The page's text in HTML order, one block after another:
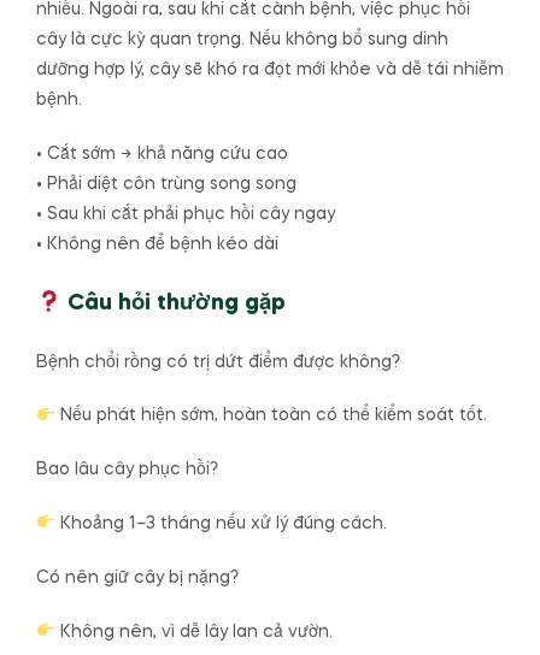
nhiều. Ngoài ra, sau khi cắt cành bệnh, việc phục hồi
cây là cực kỳ quan trọng. Nếu không bổ sung dinh
dưỡng hợp lý, cây sẽ khó ra đọt mới khỏe và dễ tái nhiễm
bệnh.
• Cắt sớm → khả năng cứu cao
• Phải diệt côn trùng song song
• Sau khi cắt phải phục hồi cây ngay
• Không nên để bệnh kéo dài
Câu hỏi thường gặp
Bệnh chổi rồng có trị dứt điểm được không?
Nếu phát hiện sớm, hoàn toàn có thể kiểm soát tốt.
Bao lâu cây phục hồi?
Khoảng 1–3 tháng nếu xử lý đúng cách.
Có nên giữ cây bị nặng?
Không nên, vì dễ lây lan cả vườn.